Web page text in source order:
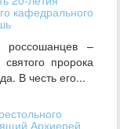
кафедрального
россошанцев –
пророка
В честь его...
Архиерей